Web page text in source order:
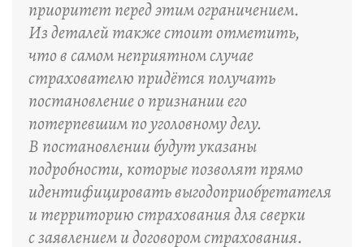
приоритет перед этим ограничением.
Из деталей также стоит отметить,
что в самом неприятном случае
страхователю придётся получать
постановление о признании его
потерпевшим по уголовному делу.
В постановлении будут указаны
подробности, которые позволят прямо
идентифицировать выгодоприобретателя
и территорию страхования для сверки
с заявлением и договором страхования.